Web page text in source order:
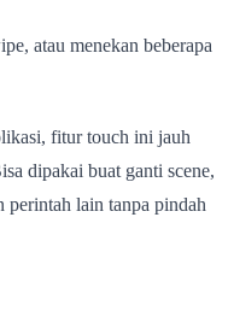
atau menekan beberapa
fitur touch ini jauh
dipakai buat ganti scene,
perintah lain tanpa pindah